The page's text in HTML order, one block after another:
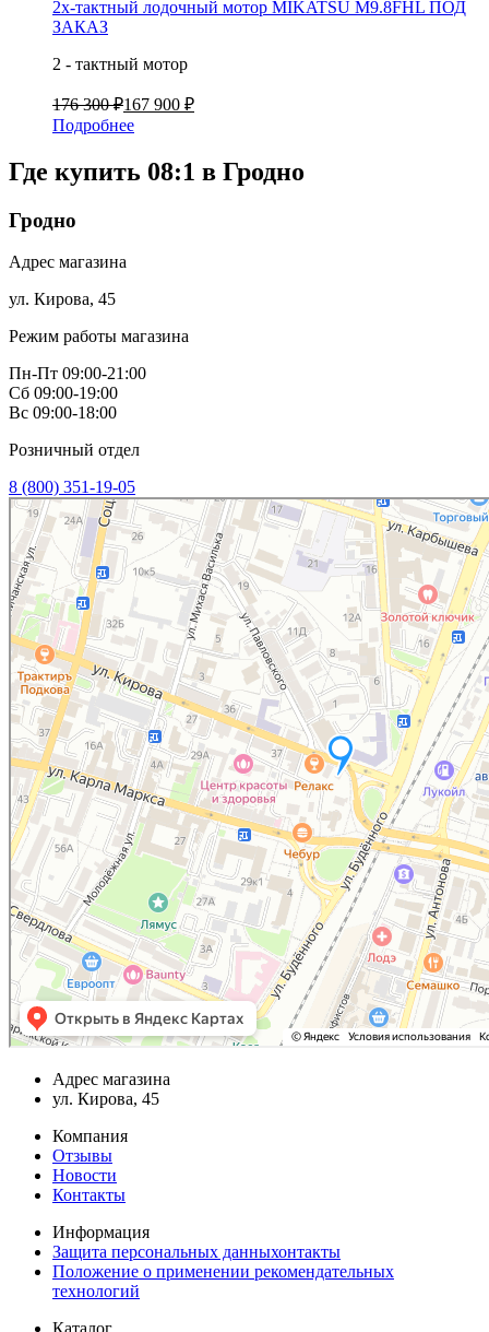
2х-тактный лодочный мотор MIKATSU M9.8FHL ПОД
ЗАКАЗ
2 - тактный мотор
176 300 ₽167 900 ₽
Подробнее
Где купить 08:1 в Гродно
Гродно
Адрес магазина
ул. Кирова, 45
Режим работы магазина
Пн-Пт 09:00-21:00
Сб 09:00-19:00
Вс 09:00-18:00
Розничный отдел
8 (800) 351-19-05
Адрес магазина
ул. Кирова, 45
Компания
Отзывы
Новости
Контакты
Информация
Защита персональных данныхонтакты
Положение о применении рекомендательных
технологий